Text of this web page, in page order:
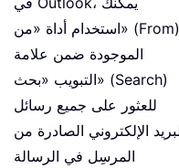
استخدام أداة «من» (From)
الموجودة ضمن علامة
التبويب «بحث» (Search)
للعثور على جميع رسائل
الإلكتروني الصادرة من
المرسِل في الرسالة